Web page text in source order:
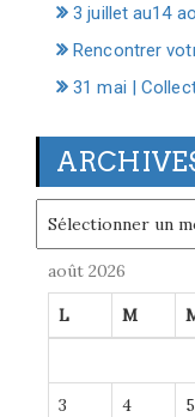
3 juillet au14
Rencontrer
31 mai |
août 2026
L M
3 4 5